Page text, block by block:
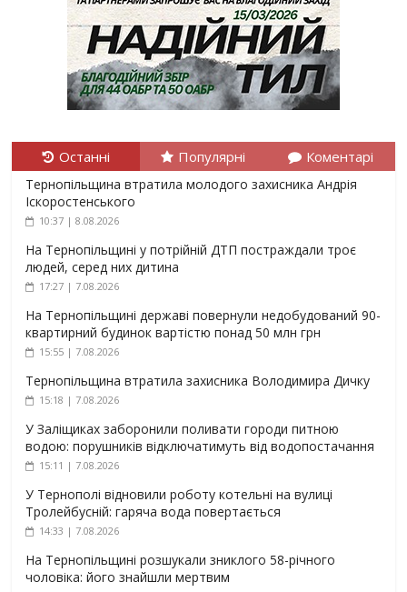
Останні Популярні Коментарі
Тернопільщина втратила молодого захисника Андрія
Іскоростенського
10:37 | 8.08.2026
На Тернопільщині у потрійній ДТП постраждали троє
людей, серед них дитина
17:27 | 7.08.2026
На Тернопільщині державі повернули недобудований 90-
квартирний будинок вартістю понад 50 млн грн
15:55 | 7.08.2026
Тернопільщина втратила захисника Володимира Дичку
15:18 | 7.08.2026
У Заліщиках заборонили поливати городи питною
водою: порушників відключатимуть від водопостачання
15:11 | 7.08.2026
У Тернополі відновили роботу котельні на вулиці
Тролейбусній: гаряча вода повертається
14:33 | 7.08.2026
На Тернопільщині розшукали зниклого 58-річного
чоловіка: його знайшли мертвим